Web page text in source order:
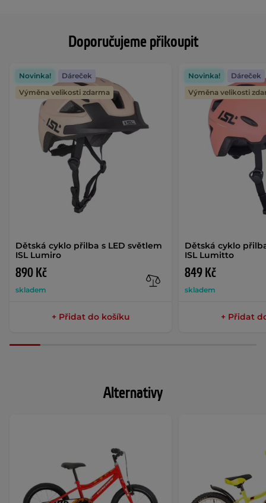
Doporučujeme přikoupit
Dětská cyklo přilba s LED světlem
ISL Lumiro
890 Kč
skladem
Novinka!
Dáreček
Výměna velikosti zdarma
+ Přidat do košíku
Dětská cyklo
ISL Lumitto
849 Kč
skladem
Novinka!
Dáreček
Výměna velikosti
+ Přidat
Alternativy